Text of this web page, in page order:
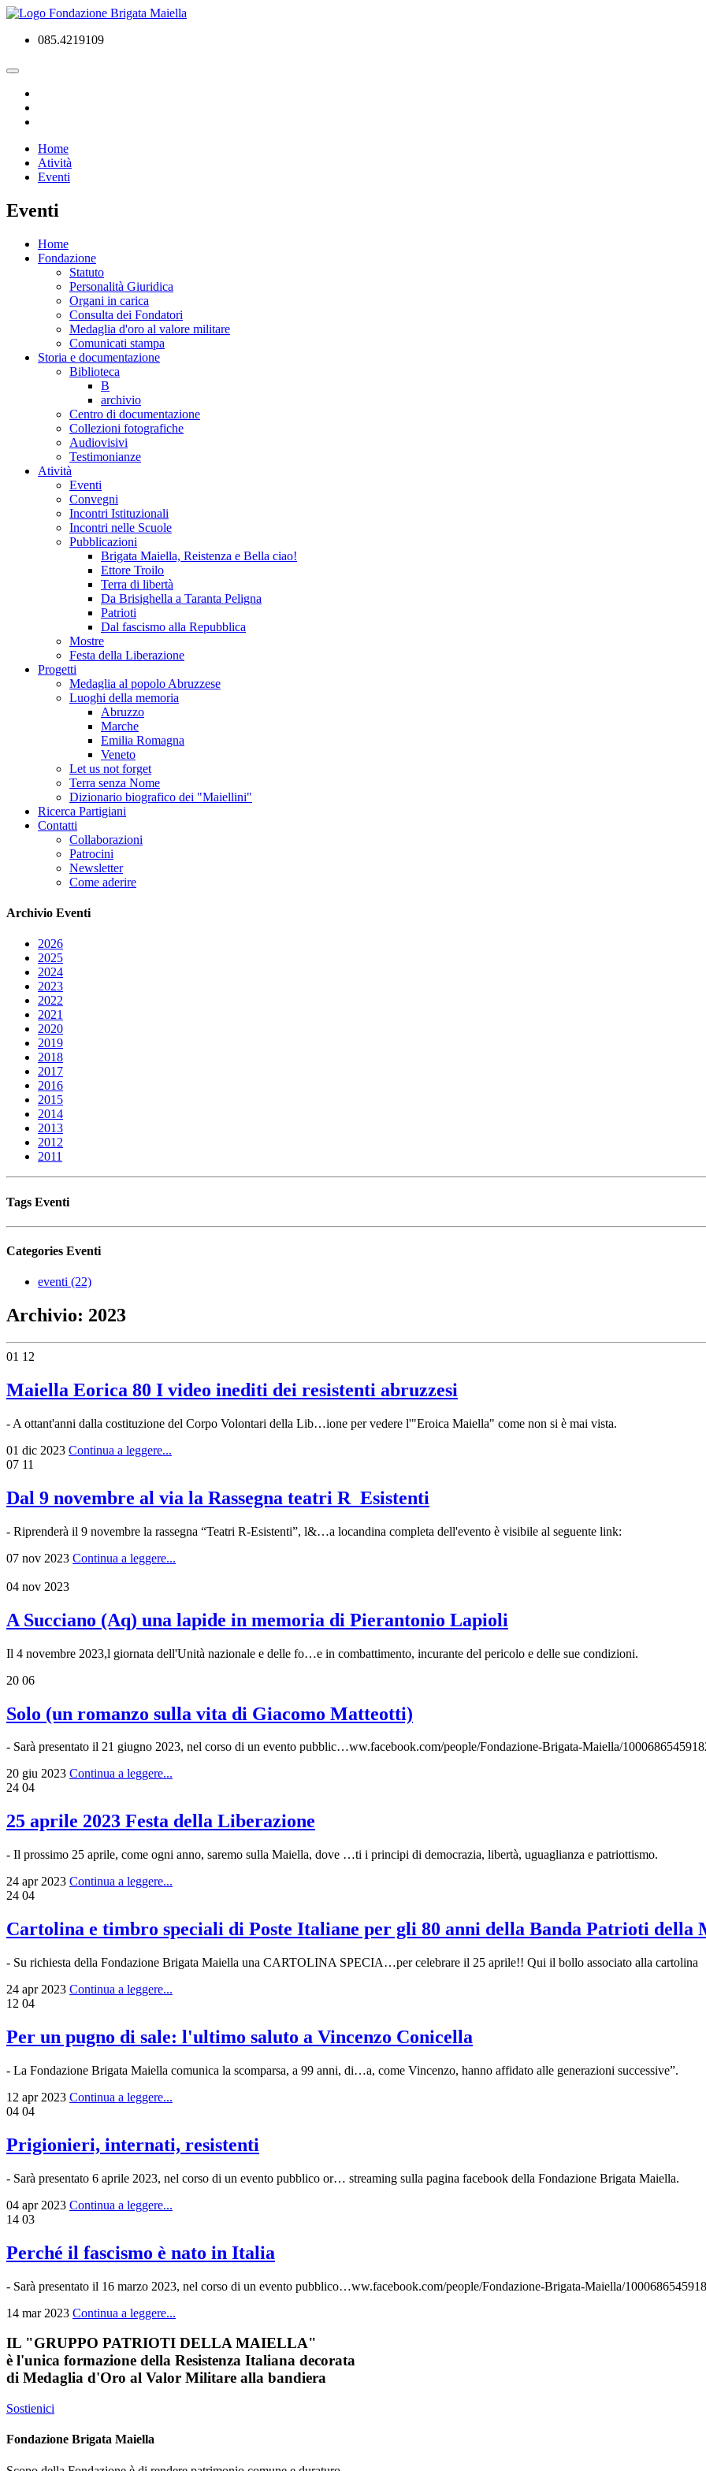
085.4219109
Home
Atività
Eventi
Eventi
Home
Fondazione
Statuto
Personalità Giuridica
Organi in carica
Consulta dei Fondatori
Medaglia d'oro al valore militare
Comunicati stampa
Storia e documentazione
Biblioteca
B
archivio
Centro di documentazione
Collezioni fotografiche
Audiovisivi
Testimonianze
Atività
Eventi
Convegni
Incontri Istituzionali
Incontri nelle Scuole
Pubblicazioni
Brigata Maiella, Reistenza e Bella ciao!
Ettore Troilo
Terra di libertà
Da Brisighella a Taranta Peligna
Patrioti
Dal fascismo alla Repubblica
Mostre
Festa della Liberazione
Progetti
Medaglia al popolo Abruzzese
Luoghi della memoria
Abruzzo
Marche
Emilia Romagna
Veneto
Let us not forget
Terra senza Nome
Dizionario biografico dei "Maiellini"
Ricerca Partigiani
Contatti
Collaborazioni
Patrocini
Newsletter
Come aderire
Archivio Eventi
2026
2025
2024
2023
2022
2021
2020
2019
2018
2017
2016
2015
2014
2013
2012
2011
Tags Eventi
Categories Eventi
eventi (22)
Archivio: 2023
01 12
Maiella Eorica 80 I video inediti dei resistenti abruzzesi
- A ottant'anni dalla costituzione del Corpo Volontari della Lib…ione per vedere l'"Eroica Maiella" come non si è mai vista.
01 dic 2023 Continua a leggere...
07 11
Dal 9 novembre al via la Rassegna teatri R_Esistenti
- Riprenderà il 9 novembre la rassegna “Teatri R-Esistenti”, l&…a locandina completa dell'evento è visibile al seguente link:
07 nov 2023 Continua a leggere...
04 nov 2023
A Succiano (Aq) una lapide in memoria di Pierantonio Lapioli
Il 4 novembre 2023,l giornata dell'Unità nazionale e delle fo…e in combattimento, incurante del pericolo e delle sue condizioni.
20 06
Solo (un romanzo sulla vita di Giacomo Matteotti)
- Sarà presentato il 21 giugno 2023, nel corso di un evento pubblic…ww.facebook.com/people/Fondazione-Brigata-Maiella/
20 giu 2023 Continua a leggere...
24 04
25 aprile 2023 Festa della Liberazione
- Il prossimo 25 aprile, come ogni anno, saremo sulla Maiella, dove …ti i principi di democrazia, libertà, uguaglianza e patriottismo.
24 apr 2023 Continua a leggere...
24 04
Cartolina e timbro speciali di Poste Italiane per gli 80 anni della Banda Patrioti della
- Su richiesta della Fondazione Brigata Maiella una CARTOLINA SPECIA…per celebrare il 25 aprile!! Qui il bollo associato alla cartolina
24 apr 2023 Continua a leggere...
12 04
Per un pugno di sale: l'ultimo saluto a Vincenzo Conicella
- La Fondazione Brigata Maiella comunica la scomparsa, a 99 anni, di…a, come Vincenzo, hanno affidato alle generazioni successive”.
12 apr 2023 Continua a leggere...
04 04
Prigionieri, internati, resistenti
- Sarà presentato 6 aprile 2023, nel corso di un evento pubblico or… streaming sulla pagina facebook della Fondazione Brigata Maiella.
04 apr 2023 Continua a leggere...
14 03
Perché il fascismo è nato in Italia
- Sarà presentato il 16 marzo 2023, nel corso di un evento pubblico…ww.facebook.com/people/Fondazione-Brigata-Maiella/
14 mar 2023 Continua a leggere...
IL "GRUPPO PATRIOTI DELLA MAIELLA"
è l'unica formazione della Resistenza Italiana decorata
di Medaglia d'Oro al Valor Militare alla bandiera
Sostienici
Fondazione Brigata Maiella